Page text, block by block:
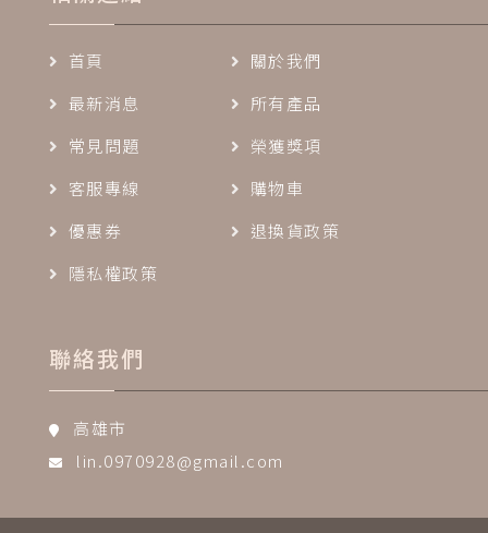
首頁
關於我們
最新消息
所有產品
常見問題
榮獲獎項
客服專線
購物車
優惠券
退換貨政策
隱私權政策
聯絡我們
高雄市
lin.0970928@gmail.com